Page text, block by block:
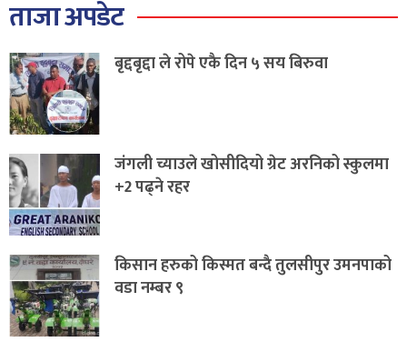
ताजा अपडेट
बृद्दबृद्दा ले रोपे एकै दिन ५ सय बिरुवा
जंगली च्याउले खोसीदियो ग्रेट अरनिको स्कुलमा
+2 पढ्ने रहर
किसान हरुको किस्मत बन्दै तुलसीपुर उमनपाको
वडा नम्बर ९